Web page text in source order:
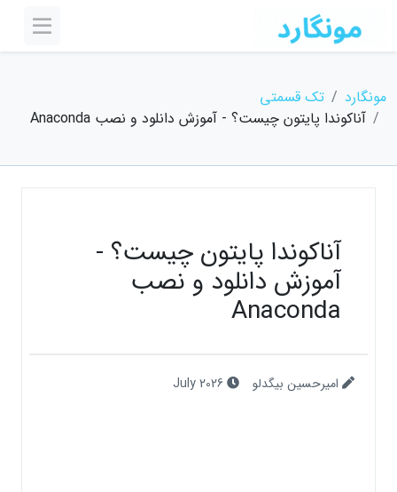
مونگارد
تک قسمتی
آناکوندا پایتون چیست؟ - آموزش دانلود و نصب Anaconda
آناکوندا پایتون چیست؟ -
آموزش دانلود و نصب
Anaconda
امیرحسین بیگدلو